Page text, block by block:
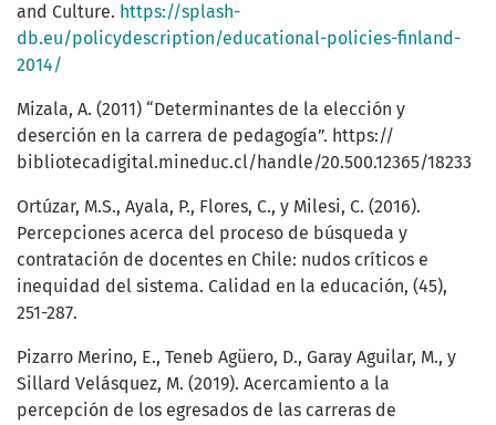
and Culture. https://splash-
db.eu/policydescription/educational-policies-finland-
2014/
Mizala, A. (2011) “Determinantes de la elección y
deserción en la carrera de pedagogía”. https://
bibliotecadigital.mineduc.cl/handle/20.500.12365/18233
Ortúzar, M.S., Ayala, P., Flores, C., y Milesi, C. (2016).
Percepciones acerca del proceso de búsqueda y
contratación de docentes en Chile: nudos críticos e
inequidad del sistema. Calidad en la educación, (45),
251-287.
Pizarro Merino, E., Teneb Agüero, D., Garay Aguilar, M., y
Sillard Velásquez, M. (2019). Acercamiento a la
percepción de los egresados de las carreras de